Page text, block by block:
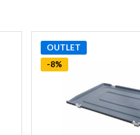
OUTLET
-8%